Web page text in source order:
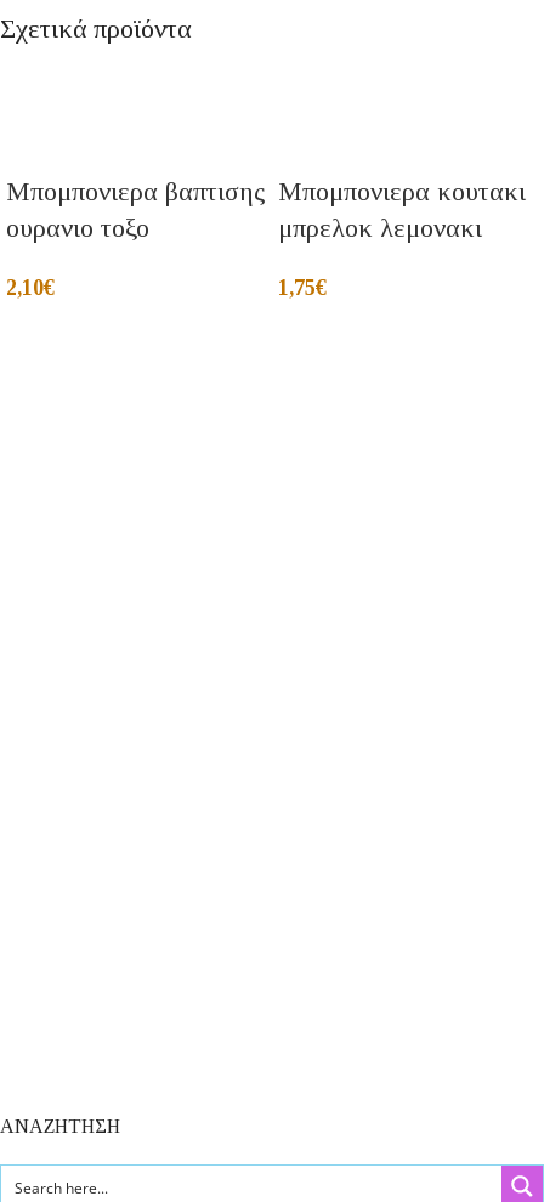
Σχετικά προϊόντα
Μπομπονιερα βαπτισης
ουρανιο τοξο
2,10€
Μπομπονιερα κουτακι
μπρελοκ λεμονακι
1,75€
ΑΝΑΖΗΤΗΣΗ